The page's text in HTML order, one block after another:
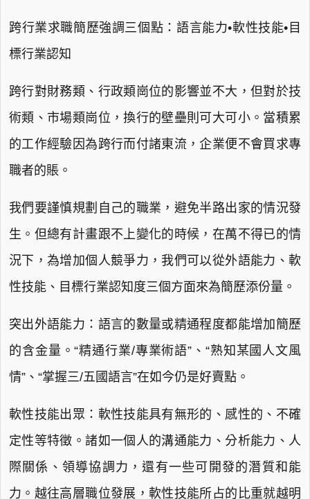
跨行業求職簡歷強調三個點：語言能力•軟性技能•目
標行業認知
跨行對財務類、行政類崗位的影響並不大，但對於技
術類、市場類崗位，換行的壁壘則可大可小。當積累
的工作經驗因為跨行而付諸東流，企業便不會買求專
職者的賬。
我們要謹慎規劃自己的職業，避免半路出家的情況發
生。但總有計畫跟不上變化的時候，在萬不得已的情
況下，為增加個人競爭力，我們可以從外語能力、軟
性技能、目標行業認知度三個方面來為簡歷添份量。
突出外語能力：語言的數量或精通程度都能增加簡歷
的含金量。“精通行業/專業術語”、“熟知某國人文風
情”、“掌握三/五國語言”在如今仍是好賣點。
軟性技能出眾：軟性技能具有無形的、感性的、不確
定性等特徵。諸如一個人的溝通能力、分析能力、人
際關係、領導協調力，還有一些可開發的潛質和能
力。越往高層職位發展，軟性技能所占的比重就越明